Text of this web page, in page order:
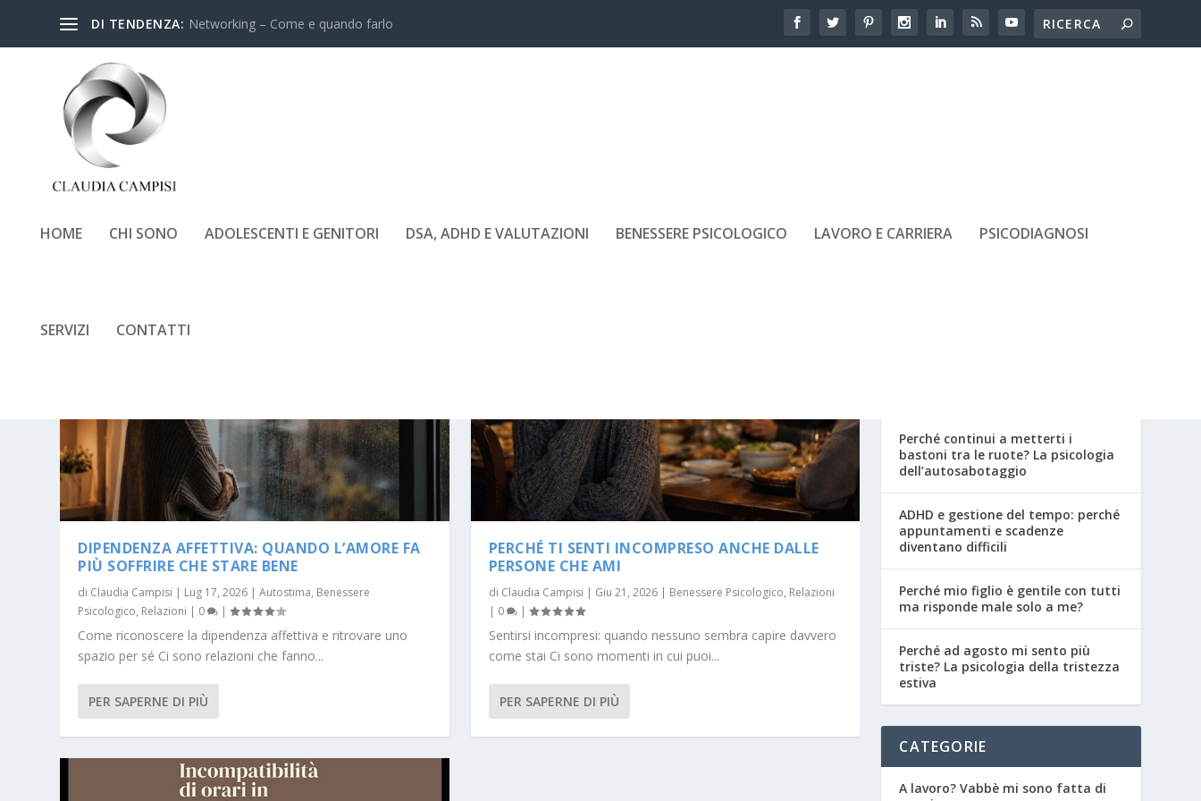
DI TENDENZA: Networking – Come e quando farlo
HOME CHI SONO ADOLESCENTI E GENITORI DSA, ADHD E VALUTAZIONI BENESSERE PSICOLOGICO LAVORO E CARRIERA PSICODIAGNOSI
SERVIZI CONTATTI
DIPENDENZA AFFETTIVA: QUANDO L’AMORE FA
PIÙ SOFFRIRE CHE STARE BENE
di Claudia Campisi | Lug 17, 2026 |Autostima, Benessere
Psicologico, Relazioni | 0 |
Come riconoscere la dipendenza affettiva e ritrovare uno
spazio per sé Ci sono relazioni che fanno...
PER SAPERNE DI PIÙ
PERCHÉ TI SENTI INCOMPRESO ANCHE DALLE
PERSONE CHE AMI
di Claudia Campisi | Giu 21, 2026| Benessere Psicologico, Relazioni
| 0 |
Sentirsi incompresi: quando nessuno sembra capire davvero
come stai Ci sono momenti in cui puoi...
PER SAPERNE DI PIÙ
Perché continui a metterti i
bastoni tra le ruote? La psicologia
dell’autosabotaggio
ADHD e gestione del tempo: perché
appuntamenti e scadenze
diventano difficili
Perché mio figlio è gentile con tutti
ma risponde male solo a me?
Perché ad agosto mi sento più
triste? La psicologia della tristezza
estiva
CATEGORIE
A lavoro? Vabbè mi sono fatta di